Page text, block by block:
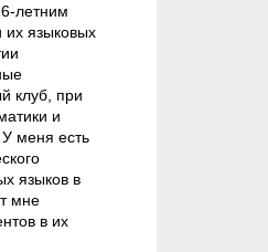
летним
языковых
клуб, при
и
меня есть
языков в
мне
в их